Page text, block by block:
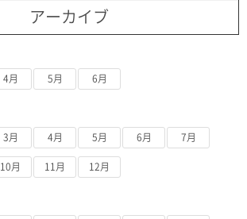
アーカイブ
4月 5月 6月
3月 4月 5月 6月 7月
10月 11月 12月